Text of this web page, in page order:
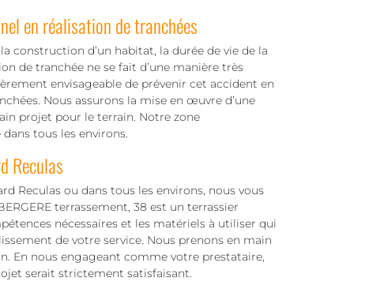
en réalisation de tranchées
construction d’un habitat, la durée de vie de la
de tranchée ne se fait d’une manière très
envisageable de prévenir cet accident en
Nous assurons la mise en œuvre d’une
projet pour le terrain. Notre zone
tous les environs.
Reculas
Reculas ou dans tous les environs, nous vous
terrassement, 38 est un terrassier
nécessaires et les matériels à utiliser qui
de votre service. Nous prenons en main
En nous engageant comme votre prestataire,
serait strictement satisfaisant.